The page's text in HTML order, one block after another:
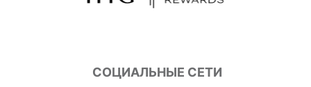
СОЦИАЛЬНЫЕ СЕТИ